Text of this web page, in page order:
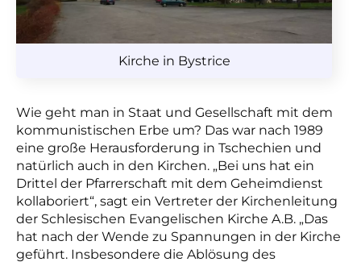
Kirche in Bystrice
Wie geht man in Staat und Gesellschaft mit dem
kommunistischen Erbe um? Das war nach 1989
eine große Herausforderung in Tschechien und
natürlich auch in den Kirchen. „Bei uns hat ein
Drittel der Pfarrerschaft mit dem Geheimdienst
kollaboriert“, sagt ein Vertreter der Kirchenleitung
der Schlesischen Evangelischen Kirche A.B. „Das
hat nach der Wende zu Spannungen in der Kirche
geführt. Insbesondere die Ablösung des